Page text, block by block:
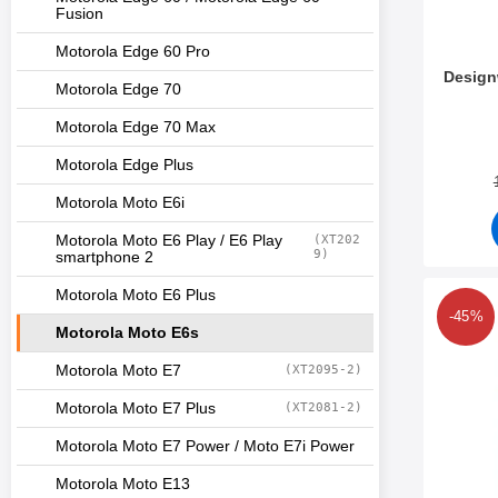
Fusion
Motorola Edge 60 Pro
Motorola Edge 70
Motorola Edge 70 Max
Motorola Edge Plus
Motorola Moto E6i
Motorola Moto E6 Play / E6 Play
smartphone 2
(XT202
9)
Motorola Moto E6 Plus
Motorola Moto E6s
Motorola Moto E7 (XT2095-2)
Motorola Moto E7 Plus (XT2081-2)
Motorola Moto E7 Power / Moto E7i Power
Motorola Moto E13
-45%